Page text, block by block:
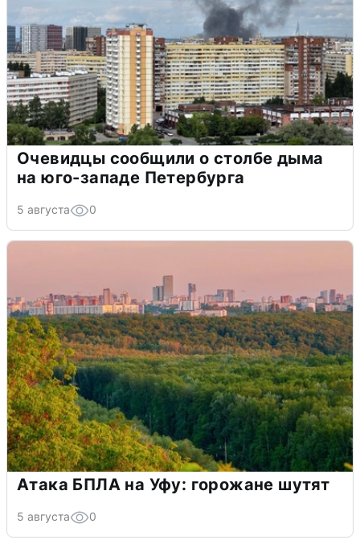
Очевидцы сообщили о столбе дыма
на юго-западе Петербурга
5 августа 0
Атака БПЛА на Уфу: горожане шутят
5 августа 0